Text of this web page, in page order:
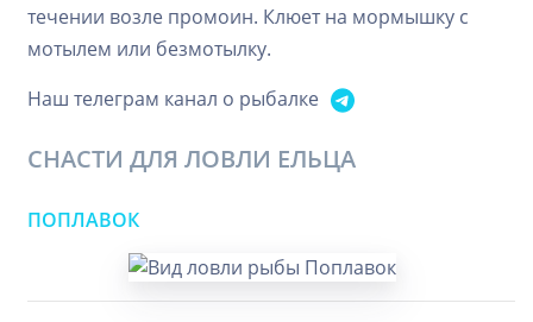
течении возле промоин. Клюет на мормышку с
мотылем или безмотылку.
Наш телеграм канал о рыбалке
СНАСТИ ДЛЯ ЛОВЛИ ЕЛЬЦА
ПОПЛАВОК